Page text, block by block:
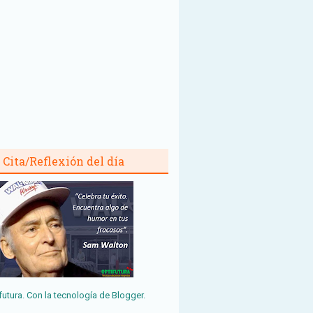
Cita/Reflexión del día
Con la tecnología de Blogger.